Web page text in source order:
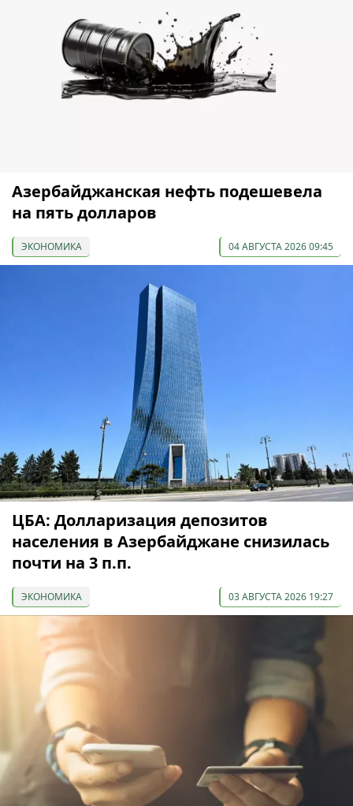
Азербайджанская нефть подешевела
на пять долларов
ЭКОНОМИКА 04 АВГУСТА 2026 09:45
ЦБА: Долларизация депозитов
населения в Азербайджане снизилась
почти на 3 п.п.
ЭКОНОМИКА 03 АВГУСТА 2026 19:27